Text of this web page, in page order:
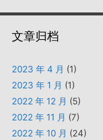
文章归档
2023 年 4 月 (1)
2023 年 1 月 (1)
2022 年 12 月 (5)
2022 年 11 月 (7)
2022 年 10 月 (24)